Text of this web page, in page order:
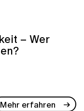
– Wer
Mehr erfahren